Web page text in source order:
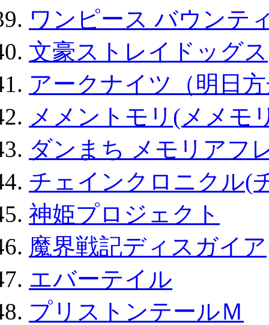
ワンピース バウンテ
文豪ストレイドッグス
アークナイツ（明日
メメントモリ(メメモ
ダンまち メモリアフ
チェインクロニクル(
神姫プロジェクト
魔界戦記ディスガイア
エバーテイル
プリストンテールＭ